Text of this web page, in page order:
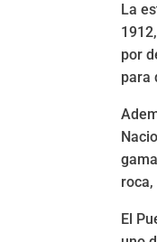
La
por
para
El